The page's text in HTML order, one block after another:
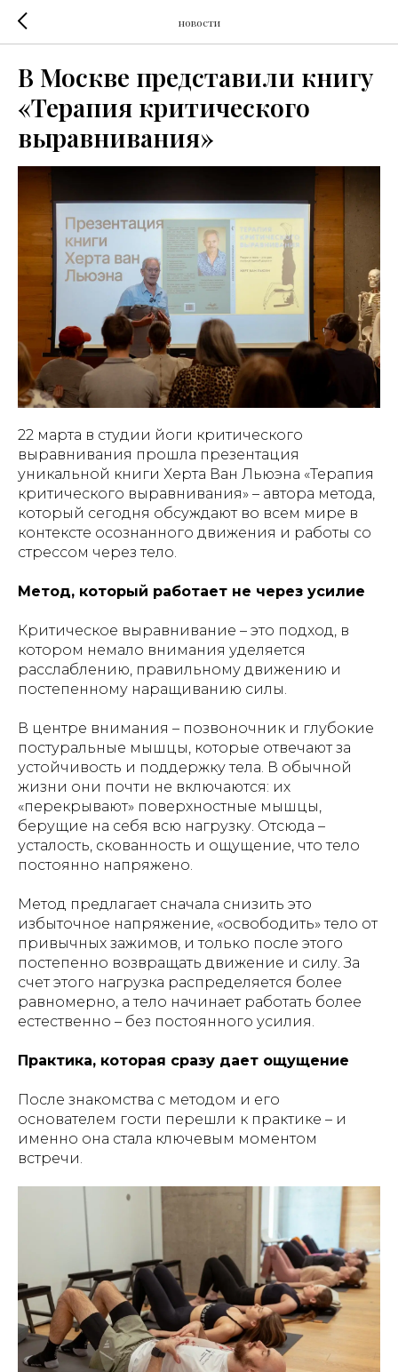
новости
В Москве представили книгу
«Терапия критического
выравнивания»
22 марта в студии йоги критического
выравнивания прошла презентация
уникальной книги Херта Ван Льюэна «Терапия
критического выравнивания» – автора метода,
который сегодня обсуждают во всем мире в
контексте осознанного движения и работы со
стрессом через тело.
Метод, который работает не через усилие
Критическое выравнивание – это подход, в
котором немало внимания уделяется
расслаблению, правильному движению и
постепенному наращиванию силы.
В центре внимания – позвоночник и глубокие
постуральные мышцы, которые отвечают за
устойчивость и поддержку тела. В обычной
жизни они почти не включаются: их
«перекрывают» поверхностные мышцы,
берущие на себя всю нагрузку. Отсюда –
усталость, скованность и ощущение, что тело
постоянно напряжено.
Метод предлагает сначала снизить это
избыточное напряжение, «освободить» тело от
привычных зажимов, и только после этого
постепенно возвращать движение и силу. За
счет этого нагрузка распределяется более
равномерно, а тело начинает работать более
естественно – без постоянного усилия.
Практика, которая сразу дает ощущение
После знакомства с методом и его
основателем гости перешли к практике – и
именно она стала ключевым моментом
встречи.